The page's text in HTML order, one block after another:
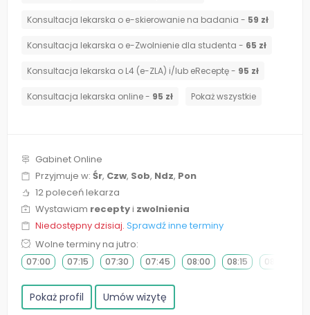
Konsultacja lekarska o e-skierowanie na badania - 59 zł
Konsultacja lekarska o e-Zwolnienie dla studenta - 65 zł
Konsultacja lekarska o L4 (e-ZLA) i/lub eReceptę - 95 zł
Konsultacja lekarska online - 95 zł Pokaż wszystkie
Gabinet Online
Przyjmuje w: Śr, Czw, Sob, Ndz, Pon
12 poleceń lekarza
Wystawiam receptyi zwolnienia
Niedostępny dzisiaj. Sprawdź inne terminy
Wolne terminy na jutro:
07:00 07:15 07:30 07:45 08:00 08:15 08:30
Pokaż profil Umów wizytę